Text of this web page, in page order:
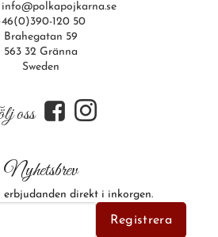
120 50
Brahegatan 59
563 32 Gränna
Sweden
oss f i
Nyhetsbrev
erbjudanden direkt i inkorgen.
Registrera